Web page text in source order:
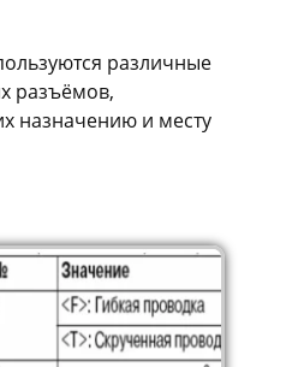
различные
разъёмов,
назначению и месту